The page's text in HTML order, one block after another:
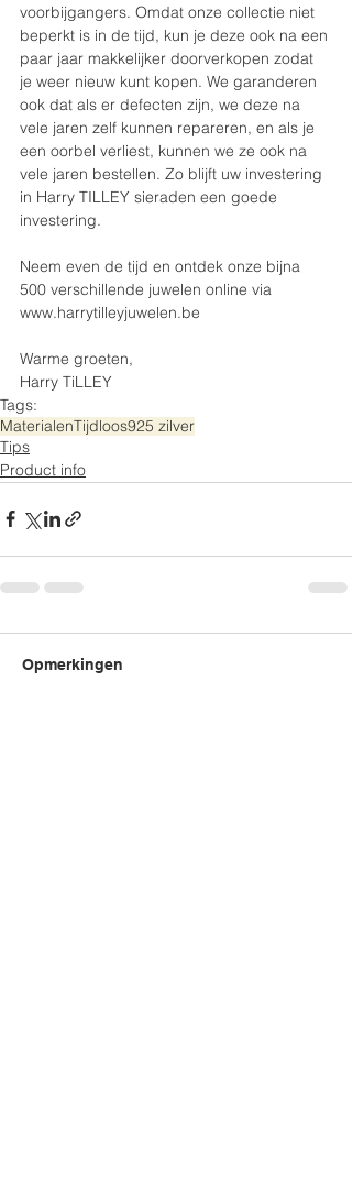
voorbijgangers. Omdat onze collectie niet
beperkt is in de tijd, kun je deze ook na een
paar jaar makkelijker doorverkopen zodat
je weer nieuw kunt kopen. We garanderen
ook dat als er defecten zijn, we deze na
vele jaren zelf kunnen repareren, en als je
een oorbel verliest, kunnen we ze ook na
vele jaren bestellen. Zo blijft uw investering
in Harry TILLEY sieraden een goede
investering.
Neem even de tijd en ontdek onze bijna
500 verschillende juwelen online via
www.harrytilleyjuwelen.be
Warme groeten,
Harry TiLLEY
Tags:
MaterialenTijdloos925 zilver
Tips
Product info
Opmerkingen